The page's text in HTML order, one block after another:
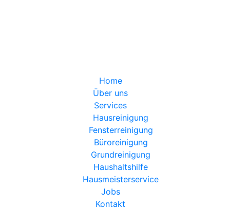
Home
Über uns
Services
Hausreinigung
Fensterreinigung
Büroreinigung
Grundreinigung
Haushaltshilfe
Hausmeisterservice
Jobs
Kontakt